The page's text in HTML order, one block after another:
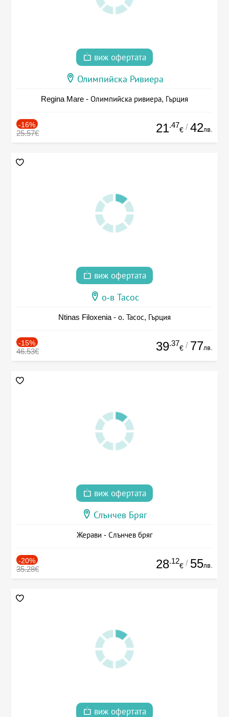
виж офертата
Олимпийска Ривиера
Regina Mare - Олимпийска ривиера, Гърция
-16%
25.57€ 21.47
€ / 42лв.
виж офертата
о-в Тасос
Ntinas Filoxenia - о. Тасос, Гърция
-15%
46.53€ 39.37
€ / 77лв.
виж офертата
Слънчев Бряг
Жерави - Слънчев бряг
-20%
35.28€ 28.12
€ / 55лв.
виж офертата